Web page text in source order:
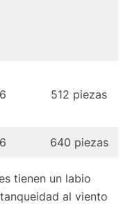
512 piezas
640 piezas
tienen un labio
al viento